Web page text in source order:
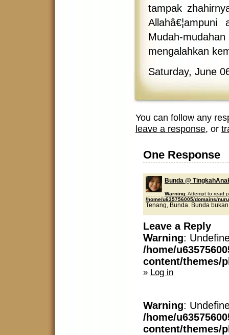
tampak
Mudah-
mengalahkan
Saturday, June
You can follow any
leave a response, or
One Response
Bunda @
Warning: Attempt to read
/home/u635756005/domains/
Tenang, Bunda. Bunda
Leave a Reply
Warning:
/home/
content/themes/
» Log in
Warning:
/home/
content/themes/